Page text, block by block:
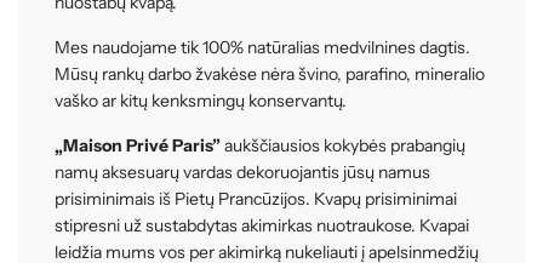
Mes naudojame tik 100% natūralias medvilnines dagtis.
Mūsų rankų darbo žvakėse nėra švino, parafino, mineralio
vaško ar kitų kenksmingų konservantų.
„Maison Privé Paris”aukščiausios kokybės prabangių
namų aksesuarų vardas dekoruojantis jūsų namus
prisiminimais iš Pietų Prancūzijos. Kvapų prisiminimai
stipresni už sustabdytas akimirkas nuotraukose. Kvapai
leidžia mums vos per akimirką nukeliauti į apelsinmedžių